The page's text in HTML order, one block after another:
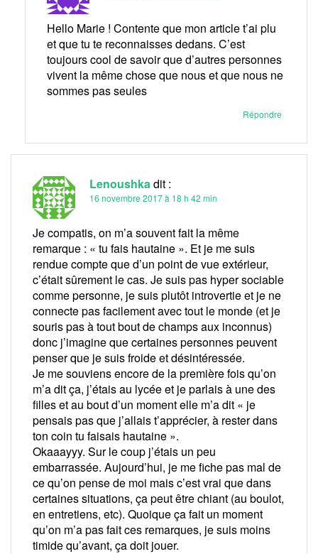
Hello Marie ! Contente que mon article t’ai plu
et que tu te reconnaisses dedans. C’est
toujours cool de savoir que d’autres personnes
vivent la même chose que nous et que nous ne
sommes pas seules
Répondre
Lenoushkadit :
16 novembre 2017 à 18 h 42 min
Je compatis, on m’a souvent fait la même
remarque : « tu fais hautaine ». Et je me suis
rendue compte que d’un point de vue extérieur,
c’était sûrement le cas. Je suis pas hyper sociable
comme personne, je suis plutôt introvertie et je ne
connecte pas facilement avec tout le monde (et je
souris pas à tout bout de champs aux inconnus)
donc j’imagine que certaines personnes peuvent
penser que je suis froide et désintéressée.
Je me souviens encore de la première fois qu’on
m’a dit ça, j’étais au lycée et je parlais à une des
filles et au bout d’un moment elle m’a dit « je
pensais pas que j’allais t’apprécier, à rester dans
ton coin tu faisais hautaine ».
Okaaayyy. Sur le coup j’étais un peu
embarrassée. Aujourd’hui, je me fiche pas mal de
ce qu’on pense de moi mais c’est vrai que dans
certaines situations, ça peut être chiant (au boulot,
en entretiens, etc). Quoique ça fait un moment
qu’on m’a pas fait ces remarques, je suis moins
timide qu’avant, ça doit jouer.